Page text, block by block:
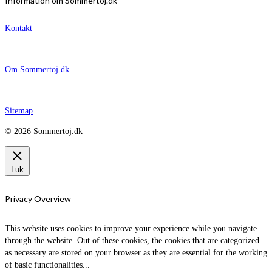
Kontakt
Om Sommertoj.dk
Sitemap
© 2026 Sommertoj.dk
Luk
Privacy Overview
This website uses cookies to improve your experience while you navigate
through the website. Out of these cookies, the cookies that are categorized
as necessary are stored on your browser as they are essential for the working
of basic functionalities